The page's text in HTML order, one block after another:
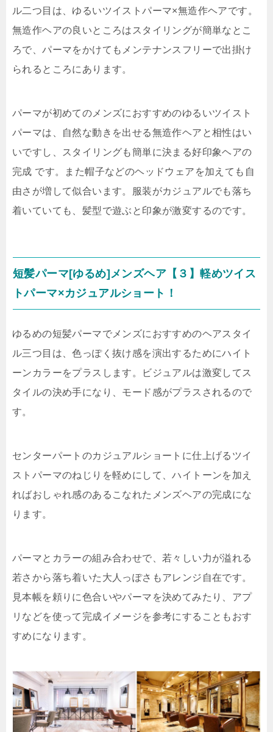
ル二つ目は、ゆるいツイストパーマ×無造作ヘアです。
無造作ヘアの良いところはスタイリングが簡単なとこ
ろで、パーマをかけてもメンテナンスフリーで出掛け
られるところにあります。
パーマが初めてのメンズにおすすめのゆるいツイスト
パーマは、自然な動きを出せる無造作ヘアと相性はい
いですし、スタイリングも簡単に決まる好印象ヘアの
完成 です。また帽子などのヘッドウェアを加えても自
由さが増して似合います。服装がカジュアルでも落ち
着いていても、髪型で遊ぶと印象が激変するのです。
短髪パーマ[ゆるめ]メンズヘア【３】軽めツイス
トパーマ×カジュアルショート！
ゆるめの短髪パーマでメンズにおすすめのヘアスタイ
ル三つ目は、色っぽく抜け感を演出するためにハイト
ーンカラーをプラスします。ビジュアルは激変してス
タイルの決め手になり、モード感がプラスされるので
す。
センターパートのカジュアルショートに仕上げるツイ
ストパーマのねじりを軽めにして、ハイトーンを加え
ればおしゃれ感のあるこなれたメンズヘアの完成にな
ります。
パーマとカラーの組み合わせで、若々しい力が溢れる
若さから落ち着いた大人っぽさもアレンジ自在です。
見本帳を頼りに色合いやパーマを決めてみたり、アプ
リなどを使って完成イメージを参考にすることもおす
すめになります。